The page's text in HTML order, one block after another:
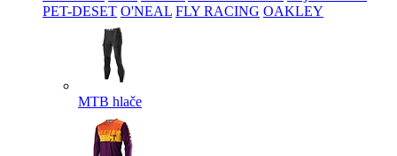
PET-DESET O'NEAL FLY RACING OAKLEY
MTB hlače